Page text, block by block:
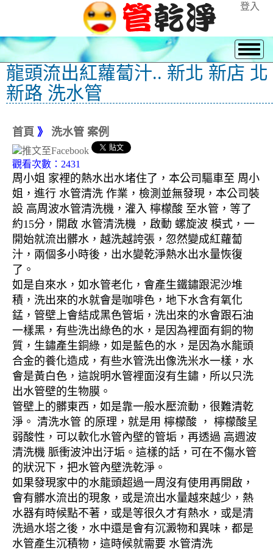
登入
龍頭流出紅蘿蔔汁.. 新北 新店 北
新路 洗水管
首頁 》 洗水管 案例
觀看次數：2431
周小姐 家裡的熱水出水堵住了，本公司驅車至 周小
姐，進行 水管清洗 作業，檢測並無發現，本公司裝
設 高周波水管清洗機，灌入 檸檬酸 至水管，等了
約15分，開啟 水管清洗機 ，啟動 螺旋波 模式，一
開始就流出髒水，越洗越誇張，忽然變成紅蘿蔔
汁，兩個多小時後，出水變乾淨熱水出水量恢復
了。
如是自來水，如水管老化，會產生鐵鏽跟泥沙堆
積，洗出來的水就會是咖啡色，地下水含有氧化
錳，管壁上會結成黑色管垢，洗出來的水會跟石油
一樣黑，有些洗出綠色的水，是因為裡面有銅的物
質，生鏽產生銅綠，如是藍色的水，是因為水龍頭
合金的養化造成，有些水管洗出像洗米水一樣，水
會是黃白色，這說明水管裡面沒有生鏽，所以只洗
出水管壁的生物膜。
管壁上的髒東西，如是靠一般水壓流動，很難清乾
淨。 清洗水管 的原理，就是用 檸檬酸 ， 檸檬酸呈
弱酸性，可以軟化水管內壁的管垢，再透過 高週波
清洗機 脈衝波沖出汙垢。這樣的話，可在不傷水管
的狀況下，把水管內壁洗乾淨。
如果發現家中的水龍頭超過一周沒有使用再開啟，
會有髒水流出的現象，或是流出水量越來越少，熱
水器有時候點不著，或是等很久才有熱水，或是清
洗過水塔之後，水中還是會有沉澱物和異味，都是
水管產生沉積物，這時候就需要 水管清洗